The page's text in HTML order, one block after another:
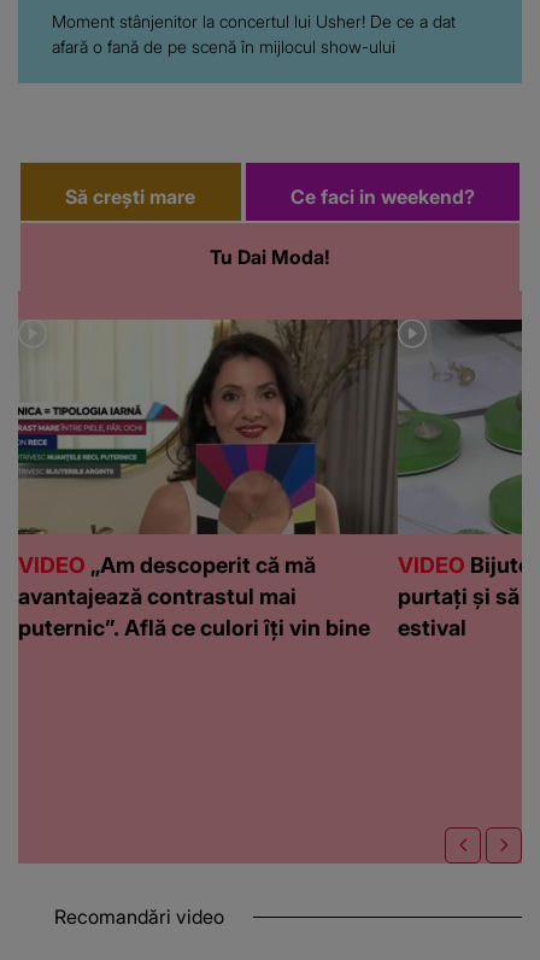
Moment stânjenitor la concertul lui Usher! De ce a dat
afară o fană de pe scenă în mijlocul show-ului
Să crești mare
Tu Dai Moda!
Ce faci in weekend?
VIDEO „Am descoperit că mă
avantajează contrastul mai
puternic”. Află ce culori îți vin bine
VIDEO
purtați și să
estival
Recomandări video